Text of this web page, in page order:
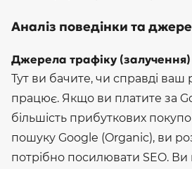
Аналіз поведінки та
Джерела трафіку (залучення)
Тут ви бачите, чи справді
працює. Якщо ви платите за
більшість прибуткових
пошуку Google (Organic), ви
потрібно посилювати SEO. Ви